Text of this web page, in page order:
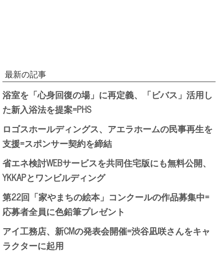
最新の記事
浴室を「心身回復の場」に再定義、「ビバス」活用し
た新入浴法を提案=PHS
ロゴスホールディングス、アエラホームの民事再生を
支援=スポンサー契約を締結
省エネ検討WEBサービスを共同住宅版にも無料公開、
YKKAPとワンビルディング
第22回「家やまちの絵本」コンクールの作品募集中=
応募者全員に色鉛筆プレゼント
アイ工務店、新CMの発表会開催=渋谷凪咲さんをキャ
ラクターに起用